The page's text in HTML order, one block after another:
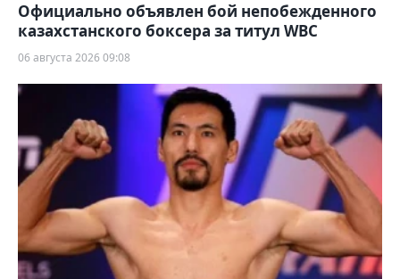
Официально объявлен бой непобежденного
казахстанского боксера за титул WBC
06 августа 2026 09:08